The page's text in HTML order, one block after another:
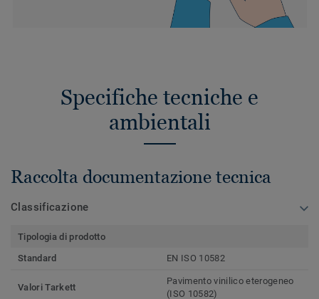
Specifiche tecniche e
ambientali
Raccolta documentazione tecnica
Classificazione
Tipologia di prodotto
Standard
EN ISO 10582
Valori Tarkett
Pavimento vinilico eterogeneo
(ISO 10582)